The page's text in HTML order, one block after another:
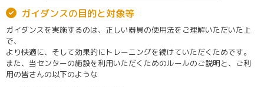
ガイダンスの目的と対象等
ガイダンスを実施するのは、正しい器具の使用法をご理解いただいた上
で、
より快適に、そして効果的にトレーニングを続けていただくためです。
また、当センターの施設を利用いただくためのルールのご説明と、ご利
用の皆さんの以下のような